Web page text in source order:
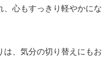
、心もすっきり軽やかにな
は、気分の切り替えにもお